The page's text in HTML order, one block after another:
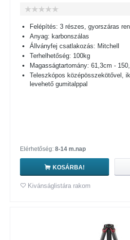
Felépítés: 3 részes, gyorszáras
Anyag: karbonszálas
Állványfej csatlakozás: Mitchell
Terhelhetőség: 100kg
Magasságtartomány: 61,3cm -
Teleszkópos középösszekötővel,
levehető gumitalppal
Elérhetőség: 8-14 m.nap
KOSÁRBA!
Kivánságlistára rakom